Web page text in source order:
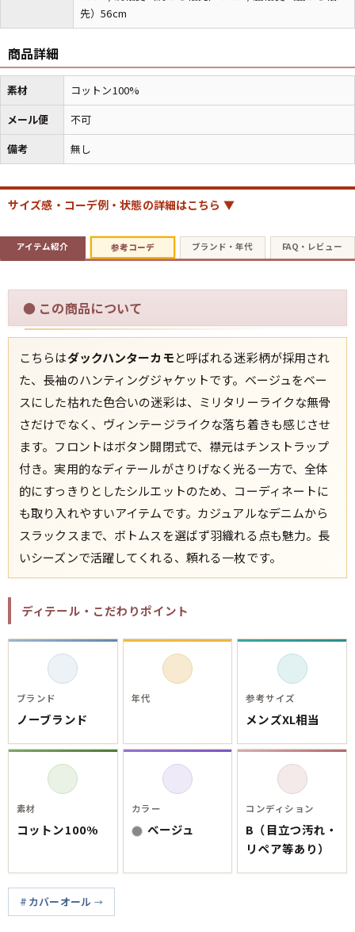
Search by Period年代から探す
90年代
60年代 50年代 40年代
すべての年代を見る
週刊ラッシュアウト新聞
古着コラム
メディア・イベント情報
Youtube 古着屋Rush Out チャンネル
スタッフコーディネート
お客様の声
レビュー1万件突破
会員登録
メルマガ登録
古着卸売
特定商取引法に基づく表示
プライバシーポリシー
お問い合わせ
先）56cm
商品詳細
素材
コットン100%
メール便
不可
備考
無し
サイズ感・コーデ例・状態の詳細はこちら ▼
アイテム紹介 参考コーデ ブランド・年代 FAQ・レビュー
● この商品について
こちらはダックハンターカモと呼ばれる迷彩柄が採用され
た、長袖のハンティングジャケットです。ベージュをベー
スにした枯れた色合いの迷彩は、ミリタリーライクな無骨
さだけでなく、ヴィンテージライクな落ち着きも感じさせ
ます。フロントはボタン開閉式で、襟元はチンストラップ
付き。実用的なディテールがさりげなく光る一方で、全体
的にすっきりとしたシルエットのため、コーディネートに
も取り入れやすいアイテムです。カジュアルなデニムから
スラックスまで、ボトムスを選ばず羽織れる点も魅力。長
いシーズンで活躍してくれる、頼れる一枚です。
ディテール・こだわりポイント
ブランド
ノーブランド
年代 参考サイズ
メンズXL相当
素材
コットン100%
カラー
ベージュ
コンディション
B（目立つ汚れ・
リペア等あり）
カバーオール